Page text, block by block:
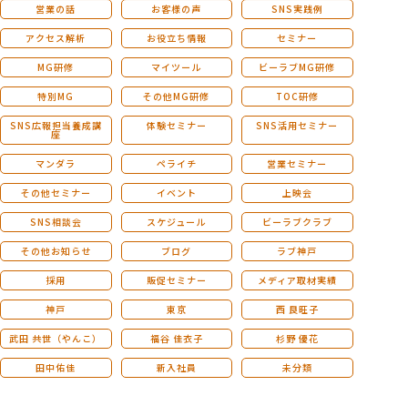
営業の話 お客様の声 SNS実践例
アクセス解析 お役立ち情報 セミナー
MG研修 マイツール ビーラブMG研修
特別MG その他MG研修 TOC研修
SNS広報担当養成講
座
体験セミナー SNS活用セミナー
マンダラ ペライチ 営業セミナー
その他セミナー イベント 上映会
SNS相談会 スケジュール ビーラブクラブ
その他お知らせ ブログ ラブ神戸
採用 販促セミナー メディア取材実績
神戸 東京 西 良旺子
武田 共世（やんこ） 福谷 佳衣子 杉野 優花
田中佑佳 新入社員 未分類